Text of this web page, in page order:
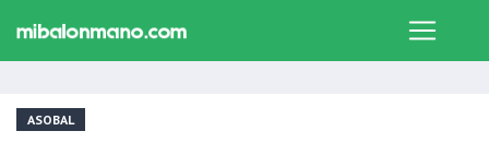
ASOBAL